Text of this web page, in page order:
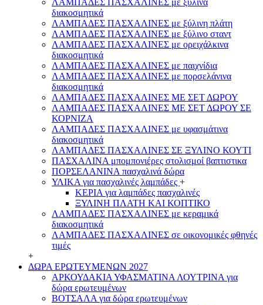
ΛΑΜΠΑΔΕΣ ΠΑΣΧΑΛΙΝΕΣ με ξύλινα
διακοσμητικά
ΛΑΜΠΑΔΕΣ ΠΑΣΧΑΛΙΝΕΣ με ξύλινη πλάτη
ΛΑΜΠΑΔΕΣ ΠΑΣΧΑΛΙΝΕΣ με ξύλινο σταντ
ΛΑΜΠΑΔΕΣ ΠΑΣΧΑΛΙΝΕΣ με ορειχάλκινα
διακοσμητικά
ΛΑΜΠΑΔΕΣ ΠΑΣΧΑΛΙΝΕΣ με παιχνίδια
ΛΑΜΠΑΔΕΣ ΠΑΣΧΑΛΙΝΕΣ με πορσελάνινα
διακοσμητικά
ΛΑΜΠΑΔΕΣ ΠΑΣΧΑΛΙΝΕΣ ΜΕ ΣΕΤ ΔΩΡΟΥ
ΛΑΜΠΑΔΕΣ ΠΑΣΧΑΛΙΝΕΣ ΜΕ ΣΕΤ ΔΩΡΟΥ ΣΕ
ΚΟΡΝΙΖΑ
ΛΑΜΠΑΔΕΣ ΠΑΣΧΑΛΙΝΕΣ με υφασμάτινα
διακοσμητικά
ΛΑΜΠΑΔΕΣ ΠΑΣΧΑΛΙΝΕΣ ΣΕ ΞΥΛΙΝΟ ΚΟΥΤΙ
ΠΑΣΧΑΛΙΝΑ μπομπονιέρες στολισμοί βαπτιστικα
ΠΟΡΣΕΛΑΝΙΝΑ πασχαλινά δώρα
ΥΛΙΚΑ για πασχαλινές λαμπάδες +
ΚΕΡΙΑ για λαμπάδες πασχαλινές
ΞΥΛΙΝΗ ΠΛΑΤΗ ΚΑΙ ΚΟΠΤΙΚΟ
ΛΑΜΠΑΔΕΣ ΠΑΣΧΑΛΙΝΕΣ με κεραμικά
διακοσμητικά
ΛΑΜΠΑΔΕΣ ΠΑΣΧΑΛΙΝΕΣ σε οικονομικές φθηνές
τιμές
+
ΔΩΡΑ ΕΡΩΤΕΥΜΕΝΩΝ 2027
ΑΡΚΟΥΔΑΚΙΑ ΥΦΑΣΜΑΤΙΝΑ ΛΟΥΤΡΙΝΑ για
δώρα ερωτευμένων
ΒΟΤΣΑΛΑ για δώρα ερωτευμένων